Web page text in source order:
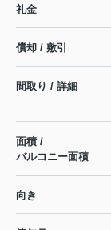
礼金
償却 / 敷引
間取り / 詳細
面積 /
バルコニー面積
向き